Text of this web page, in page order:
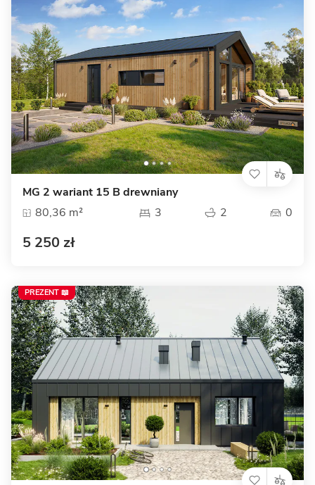
MG 2 wariant 15 B drewniany
80,36 m²
3 2 0
5 250 zł
PREZENT 📖